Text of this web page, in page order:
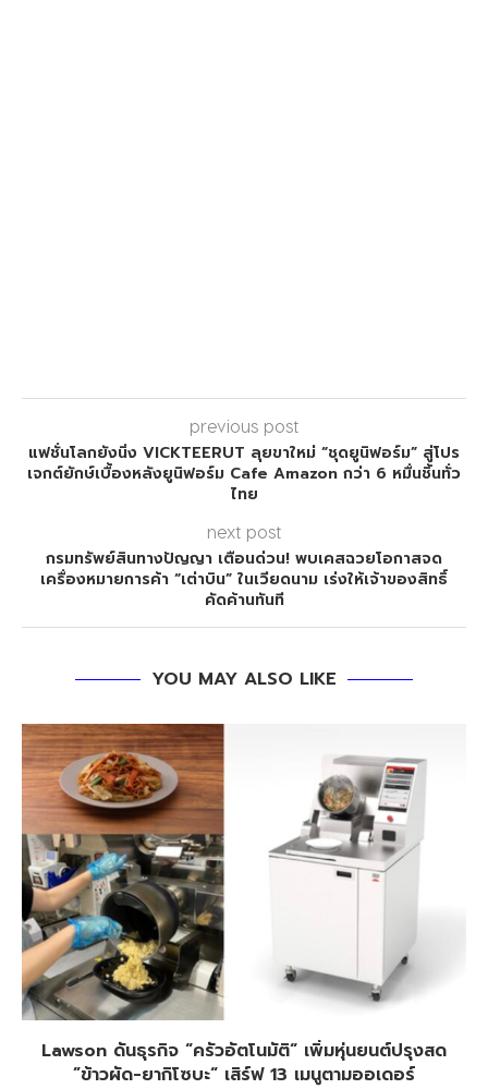
previous post
แฟชั่นโลกยังนิ่ง VICKTEERUT ลุยขาใหม่ “ชุดยูนิฟอร์ม” สู่โปร
เจกต์ยักษ์เบื้องหลังยูนิฟอร์ม Cafe Amazon กว่า 6 หมื่นชิ้นทั่ว
ไทย
next post
กรมทรัพย์สินทางปัญญา เตือนด่วน! พบเคสฉวยโอกาสจด
เครื่องหมายการค้า “เต่าบิน” ในเวียดนาม เร่งให้เจ้าของสิทธิ์
คัดค้านทันที
YOU MAY ALSO LIKE
Lawson ดันธุรกิจ “ครัวอัตโนมัติ“ เพิ่มหุ่นยนต์ปรุงสด
”ข้าวผัด-ยากิโซบะ“ เสิร์ฟ 13 เมนูตามออเดอร์